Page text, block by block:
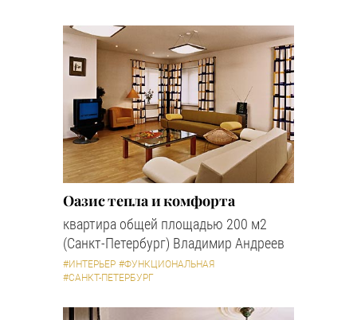
Оазис тепла и комфорта
квартира общей площадью 200 м2
(Санкт-Петербург) Владимир Андреев
#ИНТЕРЬЕР #ФУНКЦИОНАЛЬНАЯ
#САНКТ-ПЕТЕРБУРГ